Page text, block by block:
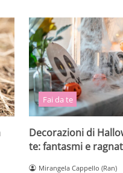
Fai da te
Decorazioni di
te: fantasmi e
Mirangela Cappello (Ran)